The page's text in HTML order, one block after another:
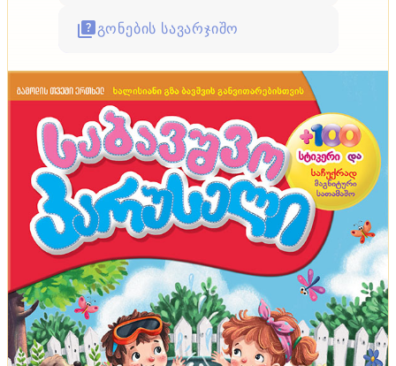
გონების სავარჯიშო